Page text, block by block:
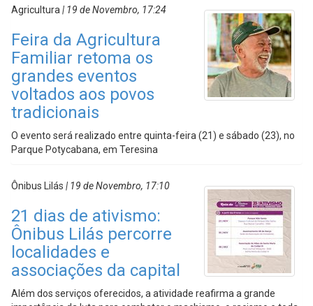
Agricultura | 19 de Novembro, 17:24
Feira da Agricultura
Familiar retoma os
grandes eventos
voltados aos povos
tradicionais
O evento será realizado entre quinta-feira (21) e sábado (23), no
Parque Potycabana, em Teresina
Ônibus Lilás | 19 de Novembro, 17:10
21 dias de ativismo:
Ônibus Lilás percorre
localidades e
associações da capital
Além dos serviços oferecidos, a atividade reafirma a grande